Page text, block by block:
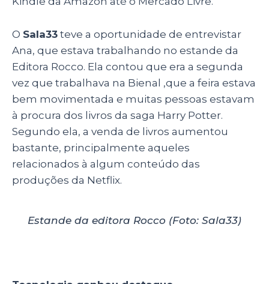
O Sala33 teve a oportunidade de entrevistar
Ana, que estava trabalhando no estande da
Editora Rocco. Ela contou que era a segunda
vez que trabalhava na Bienal ,que a feira estava
bem movimentada e muitas pessoas estavam
à procura dos livros da saga Harry Potter.
Segundo ela, a venda de livros aumentou
bastante, principalmente aqueles
relacionados à algum conteúdo das
produções da Netflix.
Estande da editora Rocco (Foto: Sala33)